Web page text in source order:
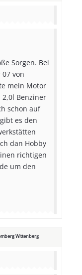
Sorgen. Bei
von
mein Motor
Benziner
schon auf
es den
dan Hobby
richtigen
um den
Wittenberg